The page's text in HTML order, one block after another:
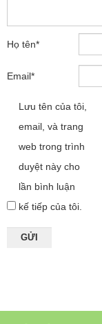
Họ tên*
Email*
Lưu tên của tôi,
email, và trang
web trong trình
duyệt này cho
lần bình luận
kế tiếp của tôi.